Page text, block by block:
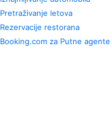
Pretraživanje letova
Rezervacije restorana
Booking.com za Putne agente